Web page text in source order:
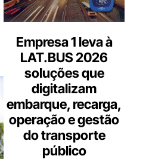
Empresa 1 leva à
LAT.BUS 2026
soluções que
digitalizam
embarque, recarga,
operação e gestão
do transporte
público